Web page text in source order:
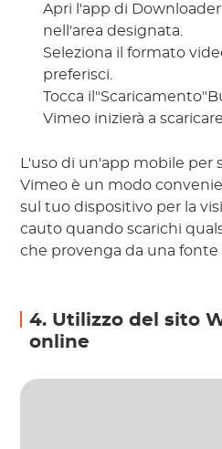
Apri l'app di
nell'area designata.
Seleziona il formato
preferisci.
Tocca
Vimeo inizierà a
L'uso di un'app mobile per
Vimeo è un modo
sul tuo dispositivo per la
cauto quando scarichi
che provenga da una fonte
4. Utilizzo del sito
online